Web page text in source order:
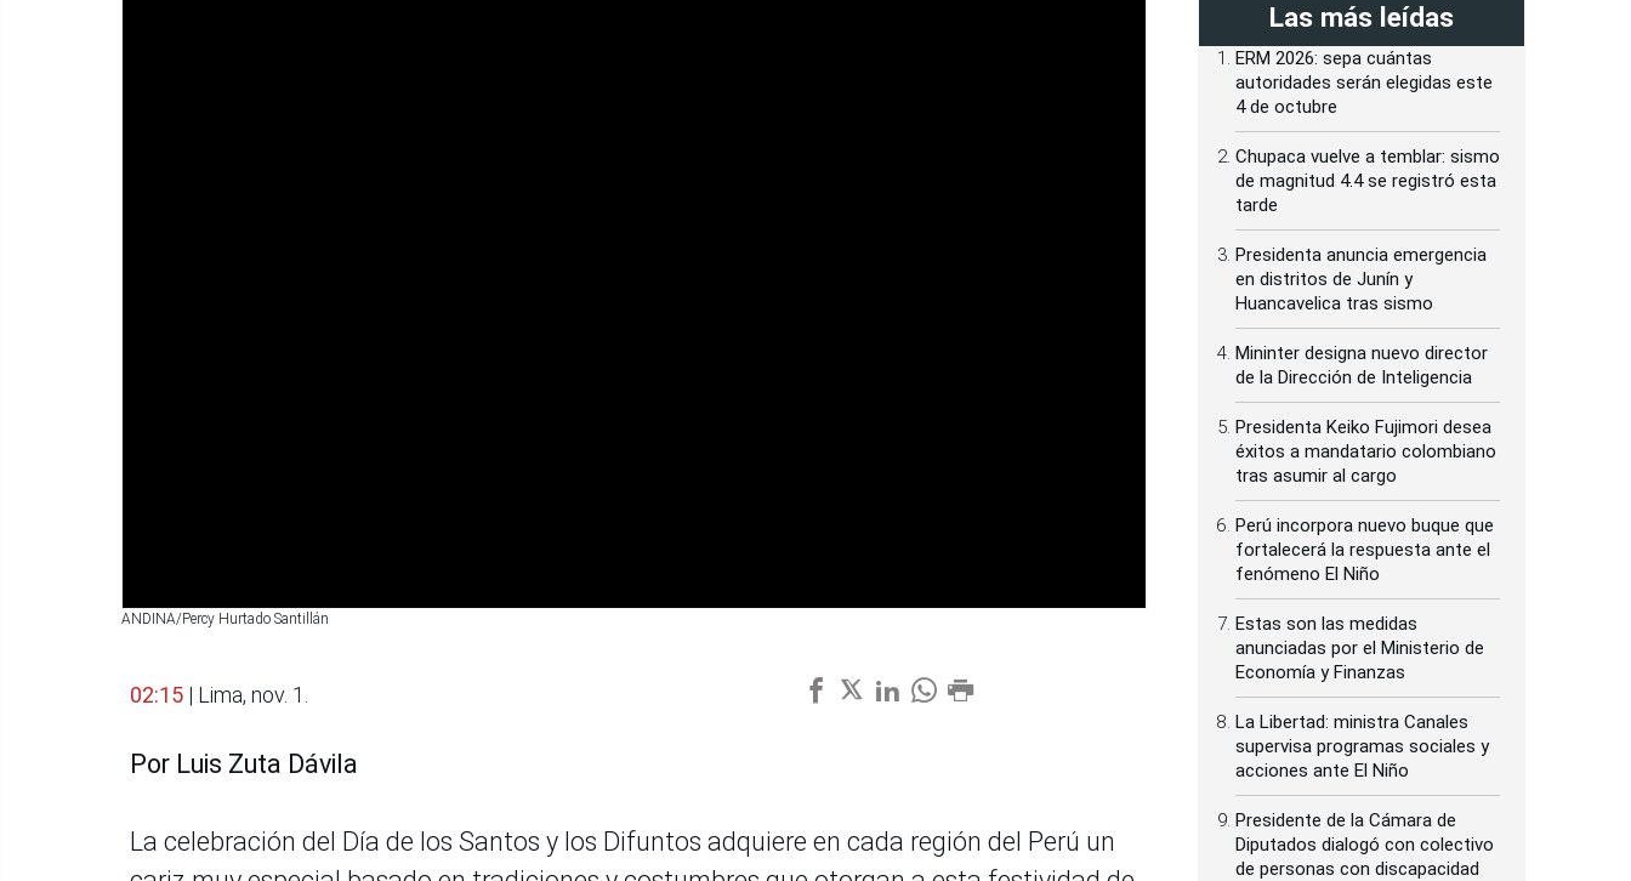
ANDINA/Percy Hurtado Santillán
02:15 | Lima, nov. 1.
Por Luis Zuta Dávila
La celebración del Día de los Santos y los Difuntos adquiere en cada región del Perú un
Las más leídas
ERM 2026: sepa cuántas
autoridades serán elegidas este
4 de octubre
Chupaca vuelve a temblar: sismo
de magnitud 4.4 se registró esta
tarde
Presidenta anuncia emergencia
en distritos de Junín y
Huancavelica tras sismo
Mininter designa nuevo director
de la Dirección de Inteligencia
Presidenta Keiko Fujimori desea
éxitos a mandatario colombiano
tras asumir al cargo
Perú incorpora nuevo buque que
fortalecerá la respuesta ante el
fenómeno El Niño
Estas son las medidas
anunciadas por el Ministerio de
Economía y Finanzas
La Libertad: ministra Canales
supervisa programas sociales y
acciones ante El Niño
Presidente de la Cámara de
Diputados dialogó con colectivo
de personas con discapacidad